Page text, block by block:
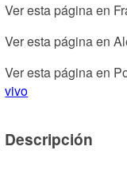
Ver esta página en
Ver esta página en
Ver esta página en
vivo
Descripción